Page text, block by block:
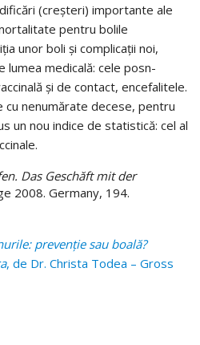
(creşteri) importante ale
pentru bolile
unor boli şi complicaţii noi,
lumea medicală: cele posn-
şi de contact, encefalitele.
cu nenumărate decese, pentru
un nou indice de statistică: cel al
Das Geschăft mit der
2008. Germany, 194.
prevenţie sau boală?
, de Dr. Christa Todea – Gross